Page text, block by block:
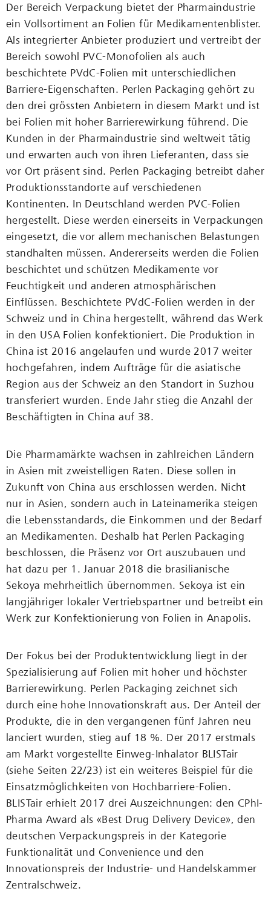
Der Bereich Verpackung bietet der Pharmaindustrie
ein Vollsortiment an Folien für Medikamentenblister.
Als integrierter Anbieter produziert und vertreibt der
Bereich sowohl PVC-Monofolien als auch
beschichtete PVdC-Folien mit unterschiedlichen
Barriere-Eigenschaften. Perlen Packaging gehört zu
den drei grössten Anbietern in diesem Markt und ist
bei Folien mit hoher Barrierewirkung führend. Die
Kunden in der Pharmaindustrie sind weltweit tätig
und erwarten auch von ihren Lieferanten, dass sie
vor Ort präsent sind. Perlen Packaging betreibt daher
Produktionsstandorte auf verschiedenen
Kontinenten. In Deutschland werden PVC-Folien
hergestellt. Diese werden einerseits in Verpackungen
eingesetzt, die vor allem mechanischen Belastungen
standhalten müssen. Andererseits werden die Folien
beschichtet und schützen Medikamente vor
Feuchtigkeit und anderen atmosphärischen
Einflüssen. Beschichtete PVdC-Folien werden in der
Schweiz und in China hergestellt, während das Werk
in den USA Folien konfektioniert. Die Produktion in
China ist 2016 angelaufen und wurde 2017 weiter
hochgefahren, indem Aufträge für die asiatische
Region aus der Schweiz an den Standort in Suzhou
transferiert wurden. Ende Jahr stieg die Anzahl der
Beschäftigten in China auf 38.
Die Pharmamärkte wachsen in zahlreichen Ländern
in Asien mit zweistelligen Raten. Diese sollen in
Zukunft von China aus erschlossen werden. Nicht
nur in Asien, sondern auch in Lateinamerika steigen
die Lebensstandards, die Einkommen und der Bedarf
an Medikamenten. Deshalb hat Perlen Packaging
beschlossen, die Präsenz vor Ort auszubauen und
hat dazu per 1. Januar 2018 die brasilianische
Sekoya mehr­heitlich übernommen. Sekoya ist ein
langjähriger lokaler Vertriebspartner und betreibt ein
Werk zur Konfektionierung von Folien in Anapolis.
Der Fokus bei der Produktentwicklung liegt in der
Spezialisierung auf Folien mit hoher und höchster
Barrierewirkung. Perlen Packaging zeichnet sich
durch eine hohe Innovationskraft aus. Der Anteil der
Produkte, die in den vergangenen fünf Jahren neu
lanciert wurden, stieg auf 18 %. Der 2017 erstmals
am Markt vorgestellte Einweg-Inhalator BLISTair
(siehe Seiten 22/23) ist ein weiteres Beispiel für die
Einsatzmöglichkeiten von Hochbarriere-Folien.
BLISTair erhielt 2017 drei Auszeichnungen: den CPhI-
Pharma Award als «Best Drug Delivery Device», den
deutschen Verpackungspreis in der Kategorie
Funktionalität und Convenience und den
Innovationspreis der Industrie- und Handelskammer
Zentralschweiz.